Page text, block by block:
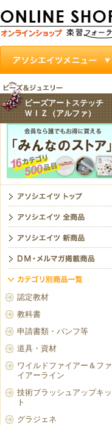
ビーズアートステッチ
ＷＩＺ（アルファ）
認定教材
教科書
申請書類・パンフ等
道具・資材
ワイルドファイアー＆ファ
イアーライン
技術ブラッシュアップキッ
ト
グラジェネ